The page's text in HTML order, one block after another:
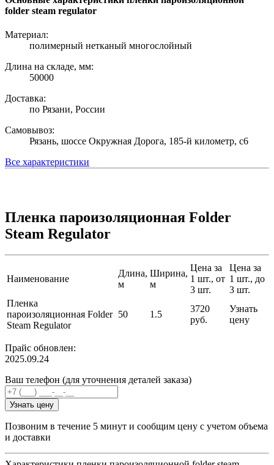
folder steam regulator
Материал:
полимерный нетканый многослойный
Длина на складе, мм:
50000
Доставка:
по Рязани, России
Самовывоз:
Рязань, шоссе Окружная Дорога, 185-й километр, с6
Все характеристики
Пленка пароизоляционная Folder
Steam Regulator
Наименование
Длина,
м
Ширина,
м
Цена за
1 шт., от
3 шт.
Цена за
1 шт., до
3 шт.
Пленка
пароизоляционная Folder
Steam Regulator
50 1.5
3720
руб.
Узнать
цену
Прайс обновлен:
2025.09.24
Ваш телефон (для уточнения деталей заказа)
Узнать цену
Позвоним в течение 5 минут и сообщим цену с учетом объема
и доставки